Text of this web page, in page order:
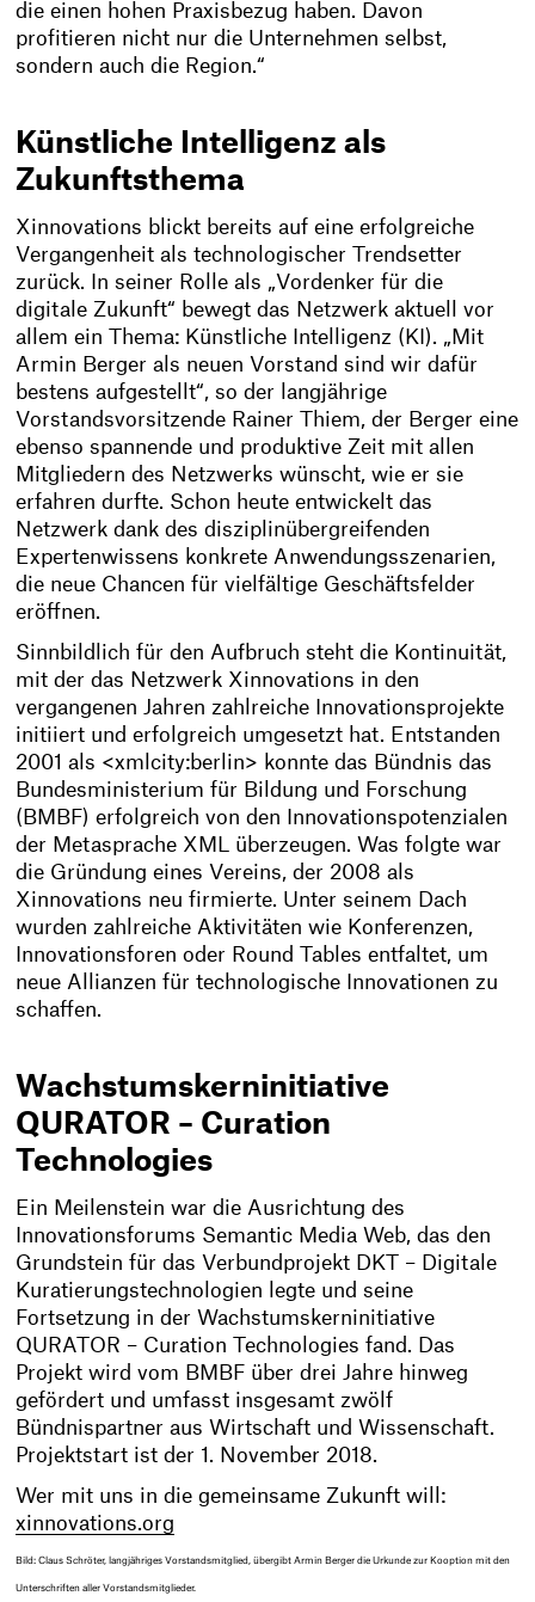
die einen hohen Praxisbezug haben. Davon
profitieren nicht nur die Unternehmen selbst,
sondern auch die Region.“
Künstliche Intelligenz als
Zukunftsthema
Xinnovations blickt bereits auf eine erfolgreiche
Vergangenheit als technologischer Trendsetter
zurück. In seiner Rolle als „Vordenker für die
digitale Zukunft“ bewegt das Netzwerk aktuell vor
allem ein Thema: Künstliche Intelligenz (KI). „Mit
Armin Berger als neuen Vorstand sind wir dafür
bestens aufgestellt“, so der langjährige
Vorstandsvorsitzende Rainer Thiem, der Berger eine
ebenso spannende und produktive Zeit mit allen
Mitgliedern des Netzwerks wünscht, wie er sie
erfahren durfte. Schon heute entwickelt das
Netzwerk dank des disziplinübergreifenden
Expertenwissens konkrete Anwendungsszenarien,
die neue Chancen für vielfältige Geschäftsfelder
eröffnen.
Sinnbildlich für den Aufbruch steht die Kontinuität,
mit der das Netzwerk Xinnovations in den
vergangenen Jahren zahlreiche Innovationsprojekte
initiiert und erfolgreich umgesetzt hat. Entstanden
2001 als <xmlcity:berlin> konnte das Bündnis das
Bundesministerium für Bildung und Forschung
(BMBF) erfolgreich von den Innovationspotenzialen
der Metasprache XML überzeugen. Was folgte war
die Gründung eines Vereins, der 2008 als
Xinnovations neu firmierte. Unter seinem Dach
wurden zahlreiche Aktivitäten wie Konferenzen,
Innovationsforen oder Round Tables entfaltet, um
neue Allianzen für technologische Innovationen zu
schaffen.
Wachstumskerninitiative
QURATOR – Curation
Technologies
Ein Meilenstein war die Ausrichtung des
Innovationsforums Semantic Media Web, das den
Grundstein für das Verbundprojekt DKT – Digitale
Kuratierungstechnologien legte und seine
Fortsetzung in der Wachstumskerninitiative
QURATOR – Curation Technologies fand. Das
Projekt wird vom BMBF über drei Jahre hinweg
gefördert und umfasst insgesamt zwölf
Bündnispartner aus Wirtschaft und Wissenschaft.
Projektstart ist der 1. November 2018.
Wer mit uns in die gemeinsame Zukunft will:
xinnovations.org
Bild: Claus Schröter, langjähriges Vorstandsmitglied, übergibt Armin Berger die Urkunde zur Kooption mit den
Unterschriften aller Vorstandsmitglieder.